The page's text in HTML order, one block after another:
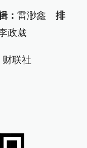
： 雷渺鑫 排
政葳
财联社